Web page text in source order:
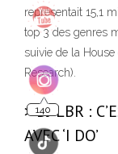
représentait 15,1
top 3 des genres
suivie de la
Research).
> DJ LBR :
AVEC ‘I DO’
140
10